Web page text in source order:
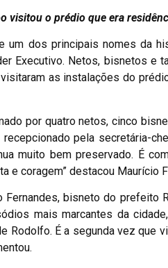
visitou o prédio que era
um dos principais nomes da
Executivo. Netos, bisnetos e
as instalações do
por quatro netos, cinco
pela secretária-
muito bem preservado. É
e coragem” destacou
Fernandes, bisneto do prefeito
mais marcantes da
Rodolfo. É a segunda vez que